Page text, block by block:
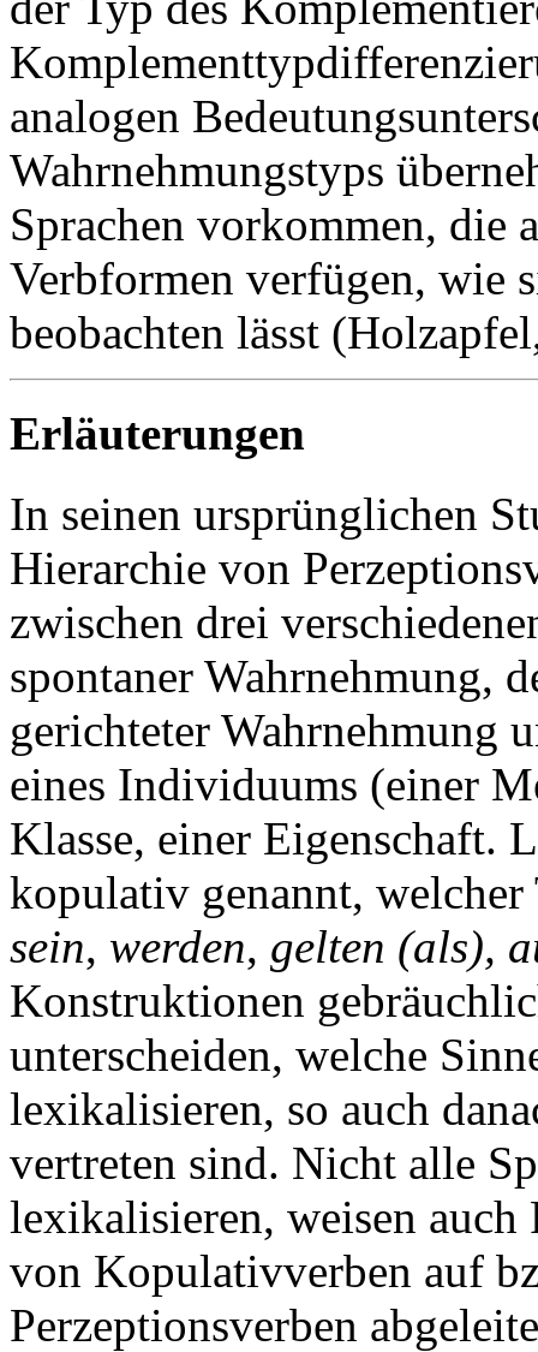
analogen
Wahrnehmungstyps
Sprachen vorkommen, die
Verbformen verfügen, wie
beobachten lässt
Erläuterungen
In seinen ursprünglichen
Hierarchie von
zwischen drei
spontaner Wahrnehmung,
gerichteter Wahrnehmung
eines Individuums (einer
Klasse, einer Eigenschaft.
kopulativ genannt,
sein, werden, gelten (als),
Konstruktionen
unterscheiden, welche
lexikalisieren, so auch
vertreten sind. Nicht alle
lexikalisieren, weisen auch
von Kopulativverben auf
Perzeptionsverben